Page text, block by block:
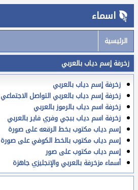
اسماء
الرئيسية
زخرفة إسم دياب بالعربي
زخرفة إسم دياب بالعربي
زخرفة إسم دياب بالعربي التواصل الاجتماعي
زخرفة اسم دياب بالرموز بالعربي
زخرفة اسم دياب ببجي وفري فاير بالعربي
إسم دياب مكتوب بخط الرقعه على صورة
إسم دياب مكتوب بالخط الكوفي على صورة
إسم دياب مكتوب على صور
أسماء مزخرفة بالعربي والإنجليزي جاهزة